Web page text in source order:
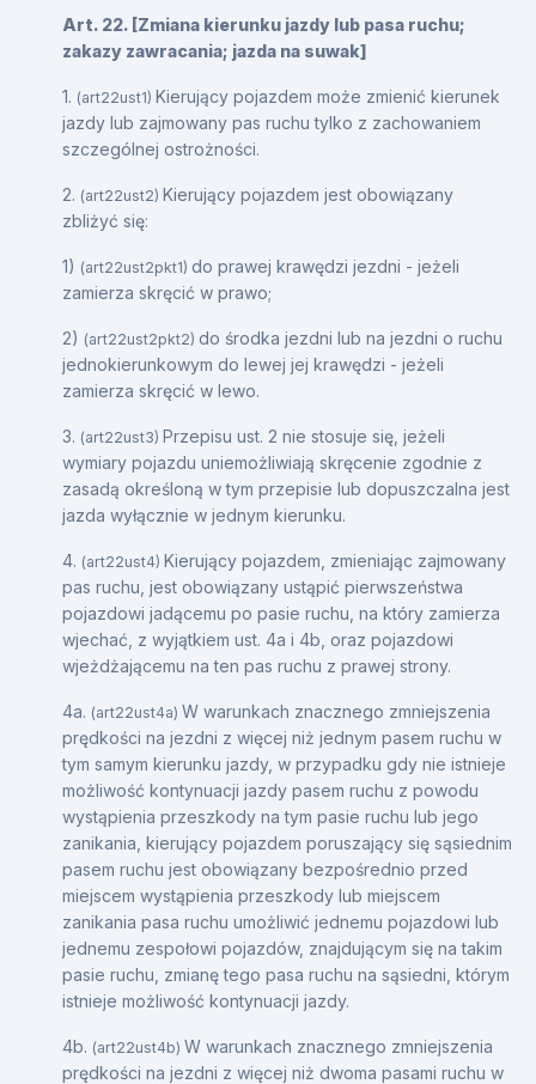
Art. 22. [Zmiana kierunku jazdy lub pasa ruchu;
zakazy zawracania; jazda na suwak]
1. (art22ust1) Kierujący pojazdem może zmienić kierunek
jazdy lub zajmowany pas ruchu tylko z zachowaniem
szczególnej ostrożności.
2. (art22ust2) Kierujący pojazdem jest obowiązany
zbliżyć się:
1) (art22ust2pkt1) do prawej krawędzi jezdni - jeżeli
zamierza skręcić w prawo;
2) (art22ust2pkt2) do środka jezdni lub na jezdni o ruchu
jednokierunkowym do lewej jej krawędzi - jeżeli
zamierza skręcić w lewo.
3. (art22ust3) Przepisu ust. 2 nie stosuje się, jeżeli
wymiary pojazdu uniemożliwiają skręcenie zgodnie z
zasadą określoną w tym przepisie lub dopuszczalna jest
jazda wyłącznie w jednym kierunku.
4. (art22ust4) Kierujący pojazdem, zmieniając zajmowany
pas ruchu, jest obowiązany ustąpić pierwszeństwa
pojazdowi jadącemu po pasie ruchu, na który zamierza
wjechać, z wyjątkiem ust. 4a i 4b, oraz pojazdowi
wjeżdżającemu na ten pas ruchu z prawej strony.
4a. (art22ust4a) W warunkach znacznego zmniejszenia
prędkości na jezdni z więcej niż jednym pasem ruchu w
tym samym kierunku jazdy, w przypadku gdy nie istnieje
możliwość kontynuacji jazdy pasem ruchu z powodu
wystąpienia przeszkody na tym pasie ruchu lub jego
zanikania, kierujący pojazdem poruszający się sąsiednim
pasem ruchu jest obowiązany bezpośrednio przed
miejscem wystąpienia przeszkody lub miejscem
zanikania pasa ruchu umożliwić jednemu pojazdowi lub
jednemu zespołowi pojazdów, znajdującym się na takim
pasie ruchu, zmianę tego pasa ruchu na sąsiedni, którym
istnieje możliwość kontynuacji jazdy.
4b. (art22ust4b) W warunkach znacznego zmniejszenia
prędkości na jezdni z więcej niż dwoma pasami ruchu w